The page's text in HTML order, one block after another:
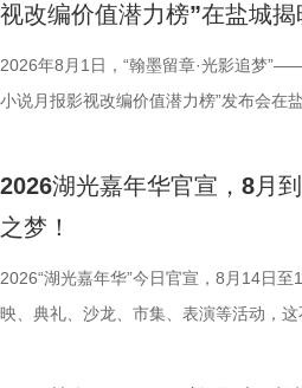
视改编价值潜力榜”在盐城揭
2026年8月1日，“翰墨留章·光影追梦
小说月报影视改编价值潜力榜”发布会在
化广电和旅游局、盐城经济技术开发区
达文化传媒公司联合主办，盐城师范学
活动当天，众多知名编剧、导演、作家
人齐聚一堂，共同见证文学与影视两大
2026湖光嘉年华官宣，8月
之梦！
2026“湖光嘉年华”今日官宣，8月14日
映、典礼、沙龙、市集、表演等活动，